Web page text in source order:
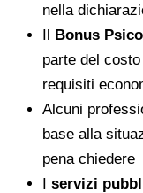
nella
Il Bonus
parte del
requisiti
Alcuni
base alla
pena chiedere
I servizi